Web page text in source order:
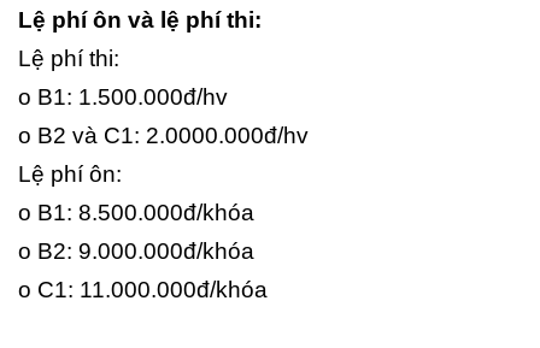
Lệ phí ôn và lệ phí thi:
Lệ phí thi:
o B1: 1.500.000đ/hv
o B2 và C1: 2.0000.000đ/hv
Lệ phí ôn:
o B1: 8.500.000đ/khóa
o B2: 9.000.000đ/khóa
o C1: 11.000.000đ/khóa